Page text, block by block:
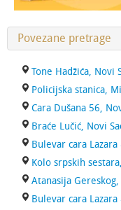
Povezane pretrage
Tone Hadžića, Novi
Policijska stanica,
Cara Dušana 56,
Braće Lučić, Novi
Bulevar cara Lazara
Kolo srpskih
Atanasija Gereskog,
Bulevar cara Lazara